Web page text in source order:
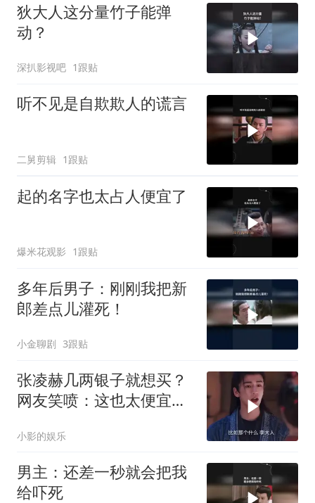
狄大人这分量竹子能弹
动？
深扒影视吧 1跟贴
听不见是自欺欺人的谎言
二舅剪辑 1跟贴
起的名字也太占人便宜了
爆米花观影 1跟贴
多年后男子：刚刚我把新
郎差点儿灌死！
小金聊剧 3跟贴
张凌赫几两银子就想买？
网友笑喷：这也太便宜了
小影的娱乐
男主：还差一秒就会把我
给吓死